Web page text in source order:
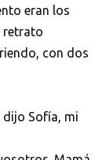
eran los
retrato
con dos
dijo Sofía, mi